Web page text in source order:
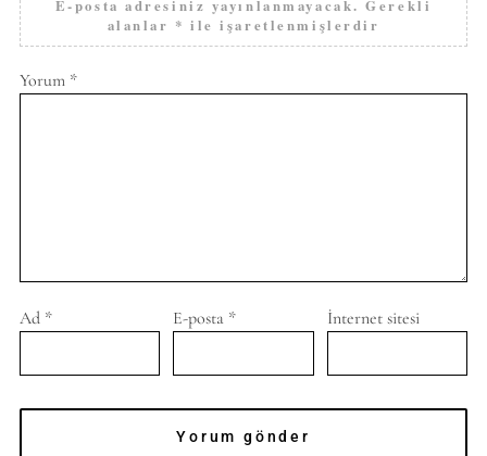
E-posta adresiniz yayınlanmayacak. Gerekli
alanlar * ile işaretlenmişlerdir
Yorum *
Ad * E-posta * İnternet sitesi